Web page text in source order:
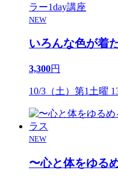
NEW
いろんな色が着
3,300円
10/3（土）第1土曜
NEW
〜心と体をゆる